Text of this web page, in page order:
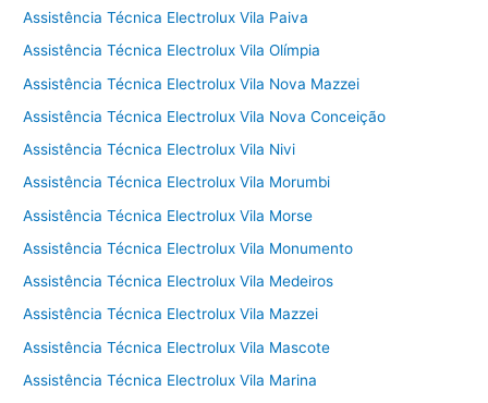
Assistência Técnica Electrolux Vila Paiva
Assistência Técnica Electrolux Vila Olímpia
Assistência Técnica Electrolux Vila Nova Mazzei
Assistência Técnica Electrolux Vila Nova Conceição
Assistência Técnica Electrolux Vila Nivi
Assistência Técnica Electrolux Vila Morumbi
Assistência Técnica Electrolux Vila Morse
Assistência Técnica Electrolux Vila Monumento
Assistência Técnica Electrolux Vila Medeiros
Assistência Técnica Electrolux Vila Mazzei
Assistência Técnica Electrolux Vila Mascote
Assistência Técnica Electrolux Vila Marina